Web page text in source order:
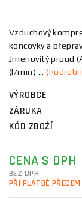
Vzduchový
koncovky a
Jmenovitý proud
(l/min) ...
VÝROBCE
ZÁRUKA
KÓD ZBOŽÍ
CENA S DPH
BEZ DPH
PŘI PLATBĚ PŘEDEM